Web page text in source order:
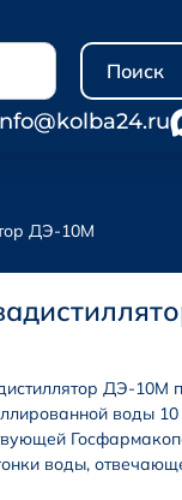
Поиск
ДЭ-10М
ДЭ-10М
воды
воды,